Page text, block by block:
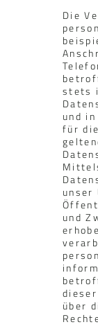
Die
stets
und
für
unser
und
über